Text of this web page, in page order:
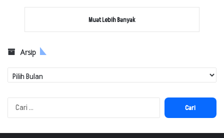
Muat Lebih Banyak
Arsip
Cari